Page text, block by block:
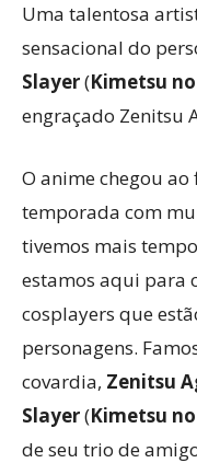
Uma talentosa
sensacional do
Slayer(Kimetsu
engraçado Zenitsu
O anime chegou
temporada com
tivemos mais
estamos aqui para
cosplayers que
personagens.
covardia, Zenitsu
Slayer(Kimetsu
de seu trio de